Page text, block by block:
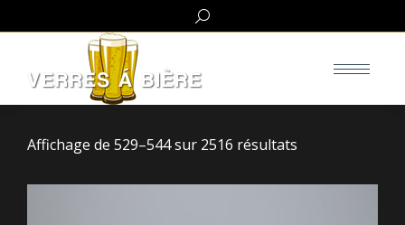
Search:
Affichage de 529–544 sur 2516 résultats